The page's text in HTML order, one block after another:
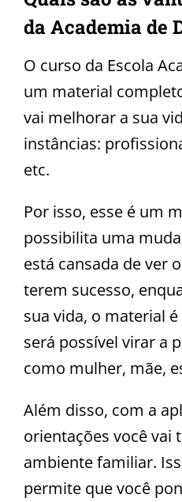
da Academia de
O curso da Escola
um material
vai melhorar a sua
instâncias:
etc.
Por isso, esse é um
possibilita uma
está cansada de ver
terem sucesso,
sua vida, o material
será possível virar a
como mulher, mãe,
Além disso, com a
orientações você vai
ambiente familiar.
permite que você